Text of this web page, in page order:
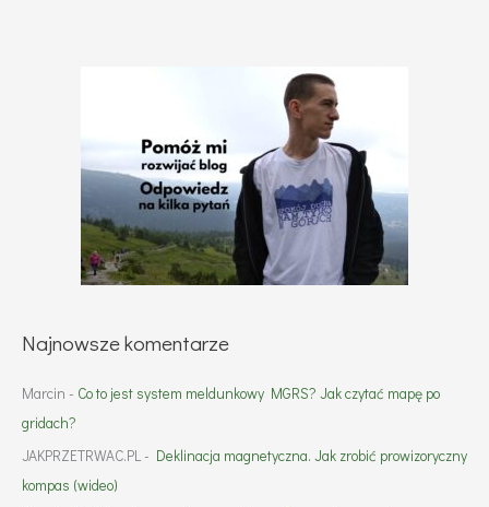
Najnowsze komentarze
Marcin - Co to jest system meldunkowy MGRS? Jak czytać mapę po
gridach?
JAKPRZETRWAC.PL - Deklinacja magnetyczna. Jak zrobić prowizoryczny
kompas (wideo)